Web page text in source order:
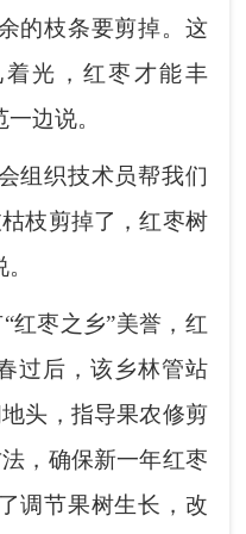
的枝条要剪掉。这
光，红枣才能丰
边说。
织技术员帮我们
枝剪掉了，红枣树
枣之乡”美誉，红
过后，该乡林管站
头，指导果农修剪
，确保新一年红枣
调节果树生长，改